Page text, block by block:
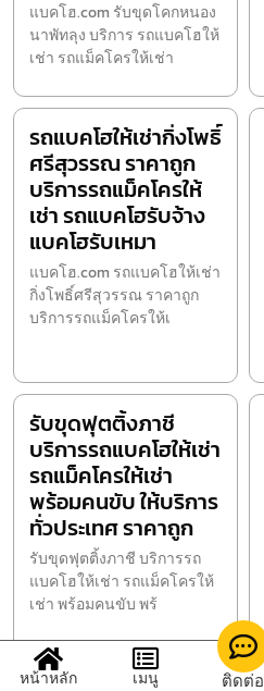
แบคโฮ.com รับขุดโคกหนอง
นาพัทลุง บริการ รถแบคโฮให้
เช่า รถแม็คโครให้เช่า
รถแบคโฮให้เช่ากิ่งโพธิ์
ศรีสุวรรณ ราคาถูก
บริการรถแม็คโครให้
เช่า รถแบคโฮรับจ้าง
แบคโฮรับเหมา
แบคโฮ.com รถแบคโฮให้เช่า
กิ่งโพธิ์ศรีสุวรรณ ราคาถูก
บริการรถแม็คโครให้เ
รับขุดฟุตติ้งภาชี
บริการรถแบคโฮให้เช่า
รถแม็คโครให้เช่า
พร้อมคนขับ ให้บริการ
ทั่วประเทศ ราคาถูก
รับขุดฟุตติ้งภาชี บริการรถ
แบคโฮให้เช่า รถแม็คโครให้
เช่า พร้อมคนขับ พร้
หน้าหลัก
เมนู ติดต่อ